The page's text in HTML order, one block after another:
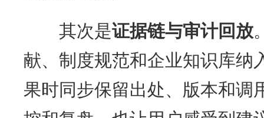
其次是证据链与审计回放
献、制度规范和企业知识库纳
果时同步保留出处、版本和调